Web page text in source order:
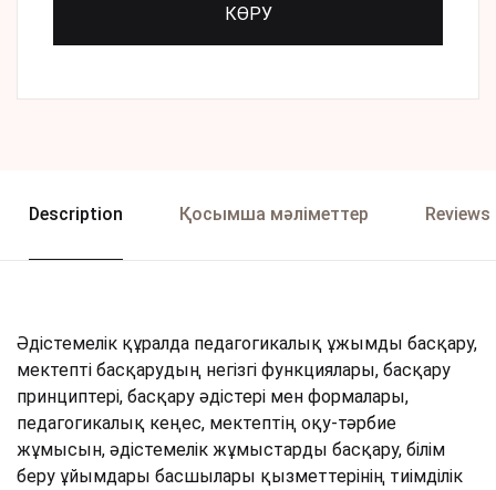
КӨРУ
Description Қосымша мәліметтер Reviews
Әдістемелік құралда педагогикалық ұжымды басқару,
мектепті басқарудың негізгі функциялары, басқару
принциптері, басқару әдістері мен формалары,
педагогикалық кеңес, мектептің оқу-тәрбие
жұмысын, әдістемелік жұмыстарды басқару, білім
беру ұйымдары басшылары қызметтерінің тиімділік